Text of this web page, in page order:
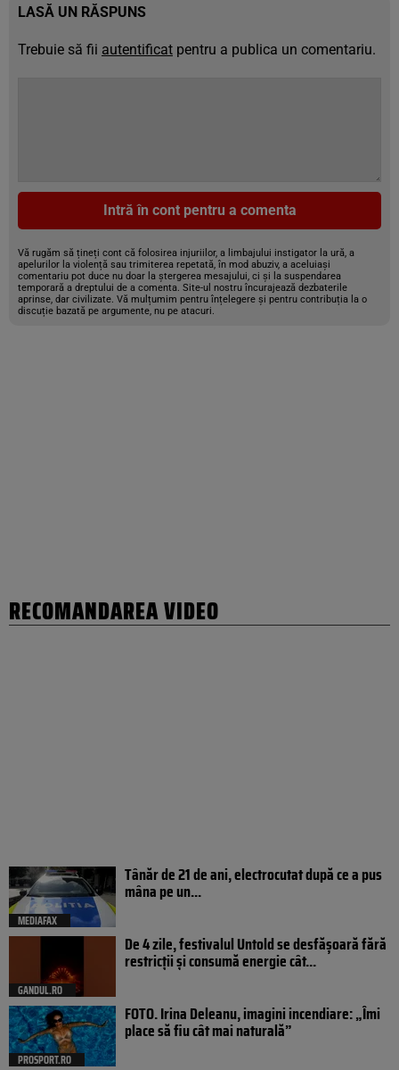
LASĂ UN RĂSPUNS
Trebuie să fii autentificat pentru a publica un comentariu.
Intră în cont pentru a comenta
Vă rugăm să țineți cont că folosirea injuriilor, a limbajului instigator la ură, a
apelurilor la violență sau trimiterea repetată, în mod abuziv, a aceluiași
comentariu pot duce nu doar la ștergerea mesajului, ci și la suspendarea
temporară a dreptului de a comenta. Site-ul nostru încurajează dezbaterile
aprinse, dar civilizate. Vă mulțumim pentru înțelegere și pentru contribuția la o
discuție bazată pe argumente, nu pe atacuri.
RECOMANDAREA VIDEO
MEDIAFAX
Tânăr de 21 de ani, electrocutat după ce a pus
mâna pe un...
GANDUL.RO
De 4 zile, festivalul Untold se desfășoară fără
restricții și consumă energie cât...
PROSPORT.RO
FOTO. Irina Deleanu, imagini incendiare: „Îmi
place să fiu cât mai naturală”